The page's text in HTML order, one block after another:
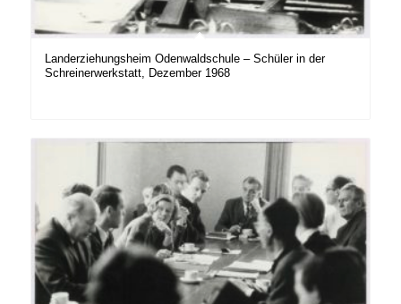
Landerziehungsheim Odenwaldschule – Schüler in der
Schreinerwerkstatt, Dezember 1968